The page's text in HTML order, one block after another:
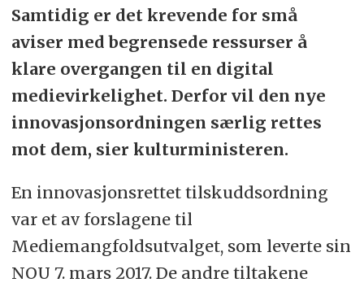
Samtidig er det krevende for små
aviser med begrensede ressurser å
klare overgangen til en digital
medievirkelighet. Derfor vil den nye
innovasjonsordningen særlig rettes
mot dem, sier kulturministeren.
En innovasjonsrettet tilskuddsordning
var et av forslagene til
Mediemangfoldsutvalget, som leverte sin
NOU 7. mars 2017. De andre tiltakene